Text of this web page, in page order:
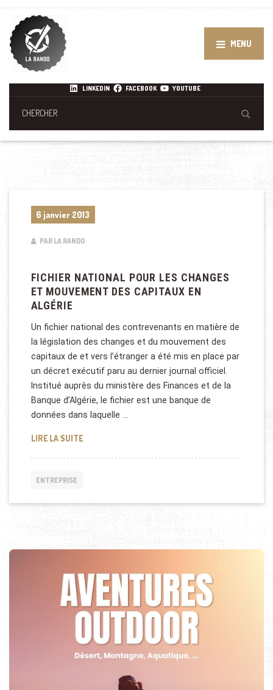
MENU
LINKEDIN FACEBOOK YOUTUBE
6 janvier 2013
PAR LA RANDO
FICHIER NATIONAL POUR LES CHANGES
ET MOUVEMENT DES CAPITAUX EN
ALGÉRIE
Un fichier national des contrevenants en matière de
la législation des changes et du mouvement des
capitaux de et vers l’étranger a été mis en place par
un décret exécutif paru au dernier journal officiel.
Institué auprès du ministère des Finances et de la
Banque d’Algérie, le fichier est une banque de
données dans laquelle …
LIRE LA SUITEFICHIER NATIONAL POUR LES CHANGES ET
ENTREPRISE